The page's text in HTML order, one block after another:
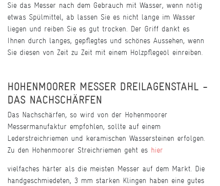
Sie das Messer nach dem Gebrauch mit Wasser, wenn nötig
etwas Spülmittel, ab lassen Sie es nicht lange im Wasser
liegen und reiben Sie es gut trocken. Der Griff dankt es
Ihnen durch langes, gepflegtes und schönes Aussehen, wenn
Sie diesen von Zeit zu Zeit mit einem Holzpflegeöl einreiben.
HOHENMOORER MESSER DREILAGENSTAHL -
DAS NACHSCHÄRFEN
Das Nachschärfen, so wird von der Hohenmoorer
Messermanufaktur empfohlen, sollte auf einem
Lederstreichriemen und keramischen Wassersteinen erfolgen.
Zu den Hohenmoorer Streichriemen geht es hier
vielfaches härter als die meisten Messer auf dem Markt. Die
handgeschmiedeten, 3 mm starken Klingen haben eine gutes